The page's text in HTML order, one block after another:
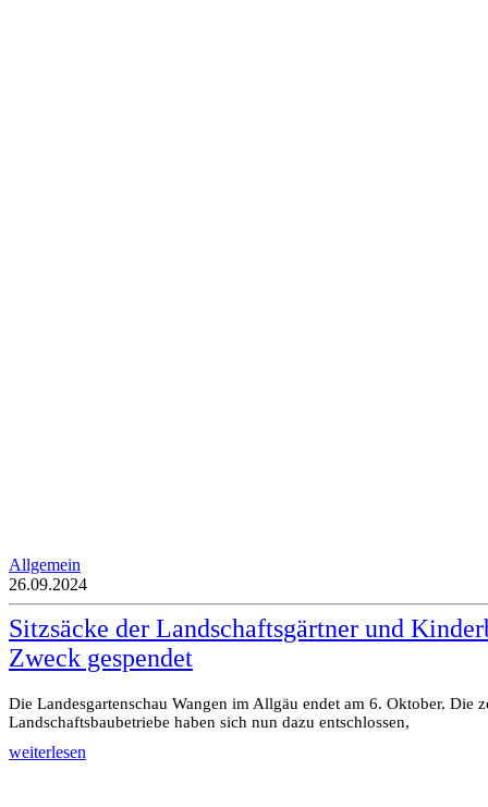
Allgemein
26.09.2024
Sitzsäcke der Landschaftsgärtner und
Zweck gespendet
Die Landesgartenschau Wangen im Allgäu endet am 6. Oktober. Die
Landschaftsbaubetriebe haben sich nun dazu entschlossen,
weiterlesen